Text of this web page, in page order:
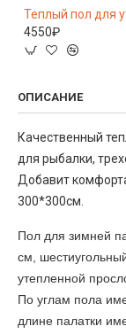
4550₽
ОПИСАНИЕ
Качественный
для рыбалки,
Добавит
300*300см.
Пол для зимней
см,
утепленной
По углам пола
длине палатки